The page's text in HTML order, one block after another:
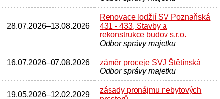
28.07.2026–13.08.2026
Renovace lodžií SV Poznaňská
431 - 433, Stavby a
rekonstrukce budov s.r.o.
Odbor správy majetku
16.07.2026–07.08.2026
záměr prodeje SVJ Štětínská
Odbor správy majetku
19.05.2026–12.02.2029
zásady pronájmu nebytových